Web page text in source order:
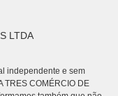
LTDA
independente e sem
TRES COMÉRCIO DE